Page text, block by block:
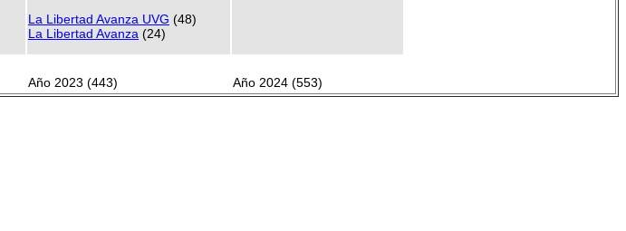
La Libertad Avanza UVG (48)
La Libertad Avanza (24)
Año 2023 (443) Año 2024 (553)